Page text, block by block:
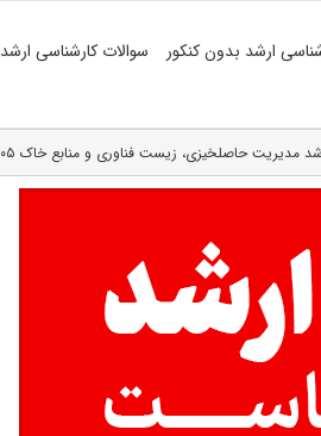
ارشد بدون کنکور سوالات کارشناسی ارشد
مدیریت حاصلخیزی، زیست فناوری و منابع خاک ۱۴۰۵